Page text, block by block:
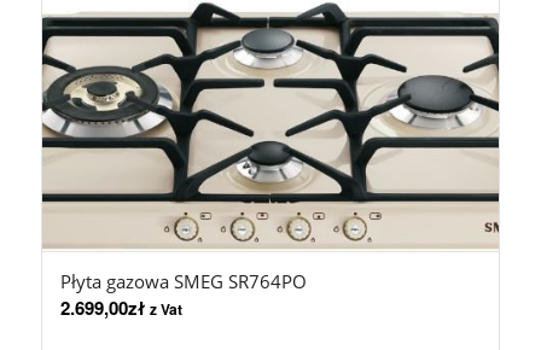
Płyta gazowa SMEG SR764PO
2.699,00zł z Vat